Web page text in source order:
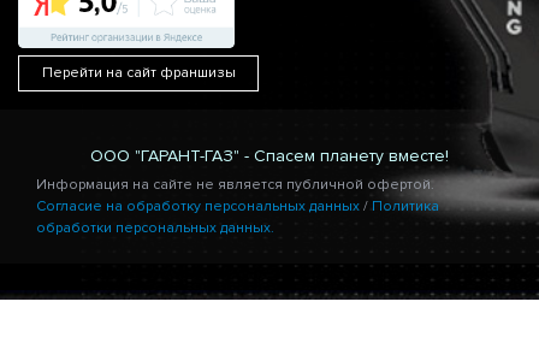
Перейти на сайт франшизы
ООО "ГАРАНТ-ГАЗ" - Спасем планету вместе!
Информация на сайте не является публичной офертой.
Согласие на обработку персональных данных / Политика
обработки персональных данных.